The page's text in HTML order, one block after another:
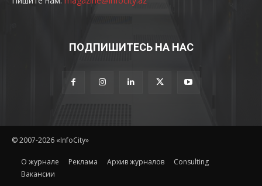
ПОДПИШИТЕСЬ НА НАС
© 2007-2026 «InfoCity»
O журнале Реклама Архив журналов
Consulting
Вакансии